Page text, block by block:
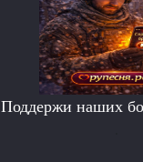
Поддержи наших